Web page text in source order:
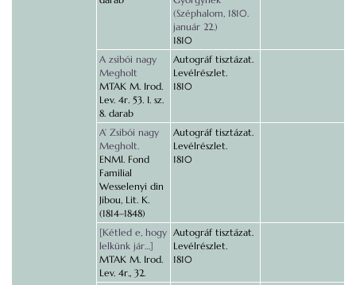
(Széphalom, 1810.
január 22.)
1810
A zsibói nagy
Megholt
MTAK M. Irod.
Lev. 4r. 53. I. sz.
8. darab
Autográf tisztázat.
Levélrészlet.
1810
A’ Zsibói nagy
Megholt.
ENMl. Fond
Familial
Wesselenyi din
Jibou, Lit. K.
(1814–1848)
Autográf tisztázat.
Levélrészlet.
1810
[Kétled e, hogy
lelkünk jár…]
MTAK M. Irod.
Lev. 4r., 32.
Autográf tisztázat.
Levélrészlet.
1810